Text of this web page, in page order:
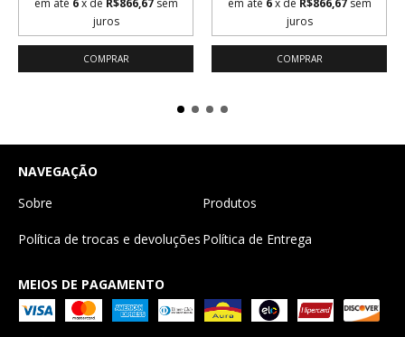
juros
juros
NAVEGAÇÃO
Sobre
Produtos
Política de trocas e devoluções Política de Entrega
MEIOS DE PAGAMENTO